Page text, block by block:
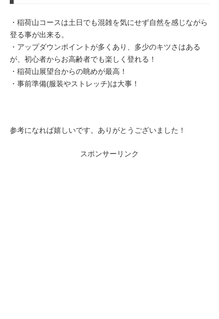
・稲荷山コースは土日でも混雑を気にせず自然を感じながら
登る事が出来る。
・アップダウンポイントが多くあり、多少のキツさはある
が、初心者からお高齢者でも楽しく登れる！
・稲荷山展望台からの眺めが最高！
・事前準備(服装やストレッチ)は大事！
参考になれば嬉しいです。ありがとうございました！
スポンサーリンク